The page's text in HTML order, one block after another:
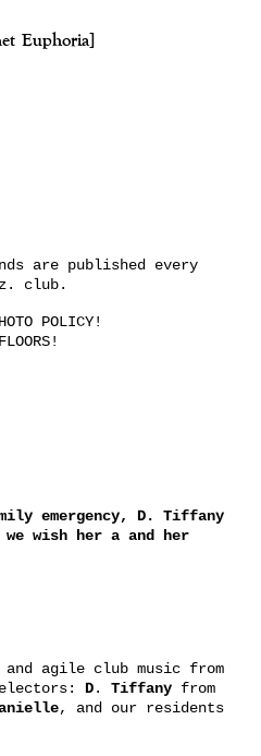
Euphoria]
are published every
club.
POLICY!
emergency, D. Tiffany
wish her a and her
agile club music from
D. Tiffany from
, and our residents